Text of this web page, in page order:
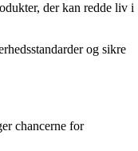
der kan redde liv i
og sikre
chancerne for